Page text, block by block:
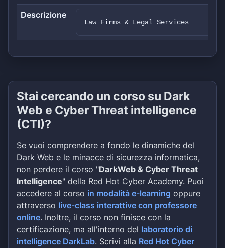
Descrizione
Law Firms & Legal Services
Stai cercando un corso su Dark
Web e Cyber Threat intelligence
(CTI)?
Se vuoi comprendere a fondo le dinamiche del
Dark Web e le minacce di sicurezza informatica,
non perdere il corso "DarkWeb & Cyber Threat
Intelligence" della Red Hot Cyber Academy. Puoi
accedere al corso in modalità e-learning oppure
attraverso live-class interattive con professore
online. Inoltre, il corso non finisce con la
certificazione, ma all'interno del laboratorio di
intelligence DarkLab. Scrivi alla Red Hot Cyber